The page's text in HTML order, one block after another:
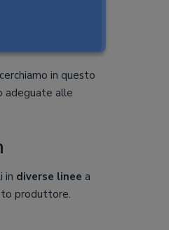
in questo
adeguate alle
in diverse linee a
produttore.